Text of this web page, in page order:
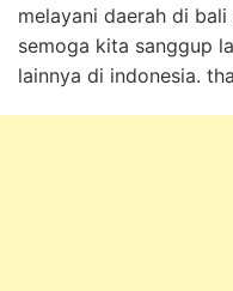
melayani daerah di
semoga kita sanggup
lainnya di indonesia.